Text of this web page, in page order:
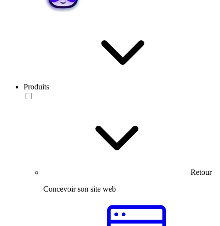
Produits
Retour
Concevoir son site web